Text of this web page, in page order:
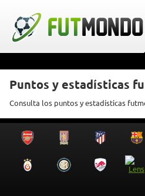
Puntos y estadísticas
Consulta los puntos y estadísticas